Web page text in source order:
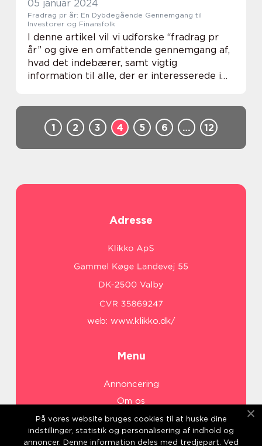
05 januar 2024
Fradrag pr år: En Dybdegående Gennemgang til
Investorer og Finansfolk
I denne artikel vil vi udforske “fradrag pr
år” og give en omfattende gennemgang af,
hvad det indebærer, samt vigtig
information til alle, der er interesserede i
1 2 3 4 5 6 … 12
Adresse
web: www.klikko.dk/
Menu
Annoncering
Om os
Cookies
Kontakt os
På vores website bruges cookies til at huske dine
indstillinger, statistik og personalisering af indhold og
annoncer. Denne information deles med tredjepart. Ved